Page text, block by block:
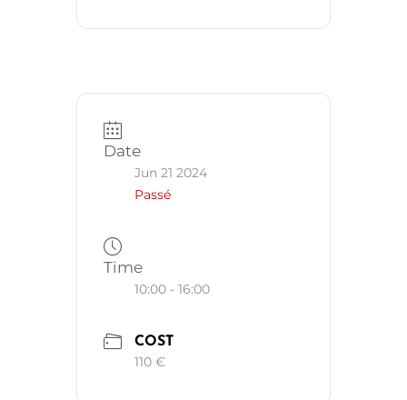
Date
Jun 21 2024
Passé
Time
10:00 - 16:00
COST
110 €